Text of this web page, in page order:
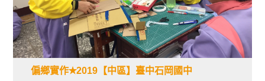
偏鄉實作✭2019【中區】臺中石岡國中